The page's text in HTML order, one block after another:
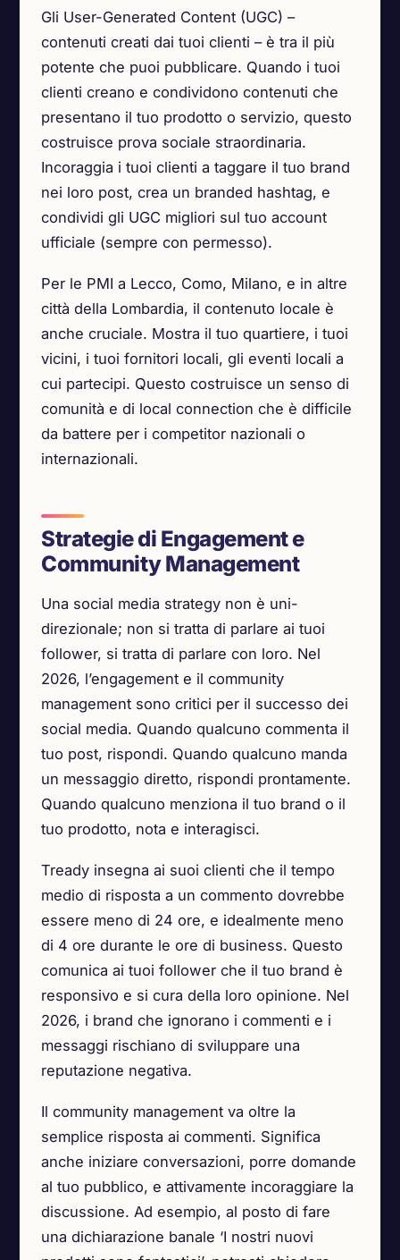
Gli User-Generated Content (UGC) –
contenuti creati dai tuoi clienti – è tra il più
potente che puoi pubblicare. Quando i tuoi
clienti creano e condividono contenuti che
presentano il tuo prodotto o servizio, questo
costruisce prova sociale straordinaria.
Incoraggia i tuoi clienti a taggare il tuo brand
nei loro post, crea un branded hashtag, e
condividi gli UGC migliori sul tuo account
ufficiale (sempre con permesso).
Per le PMI a Lecco, Como, Milano, e in altre
città della Lombardia, il contenuto locale è
anche cruciale. Mostra il tuo quartiere, i tuoi
vicini, i tuoi fornitori locali, gli eventi locali a
cui partecipi. Questo costruisce un senso di
comunità e di local connection che è difficile
da battere per i competitor nazionali o
internazionali.
Strategie di Engagement e
Community Management
Una social media strategy non è uni-
direzionale; non si tratta di parlare ai tuoi
follower, si tratta di parlare con loro. Nel
2026, l’engagement e il community
management sono critici per il successo dei
social media. Quando qualcuno commenta il
tuo post, rispondi. Quando qualcuno manda
un messaggio diretto, rispondi prontamente.
Quando qualcuno menziona il tuo brand o il
tuo prodotto, nota e interagisci.
Tready insegna ai suoi clienti che il tempo
medio di risposta a un commento dovrebbe
essere meno di 24 ore, e idealmente meno
di 4 ore durante le ore di business. Questo
comunica ai tuoi follower che il tuo brand è
responsivo e si cura della loro opinione. Nel
2026, i brand che ignorano i commenti e i
messaggi rischiano di sviluppare una
reputazione negativa.
Il community management va oltre la
semplice risposta ai commenti. Significa
anche iniziare conversazioni, porre domande
al tuo pubblico, e attivamente incoraggiare la
discussione. Ad esempio, al posto di fare
una dichiarazione banale ‘I nostri nuovi